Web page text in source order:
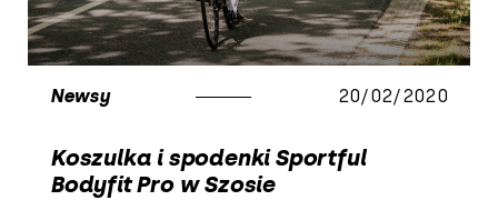
Newsy 20/02/2020
Koszulka i spodenki Sportful
Bodyfit Pro w Szosie